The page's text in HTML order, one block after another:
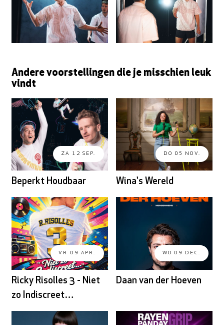
Andere voorstellingen die je misschien leuk
vindt
ZA 12 SEP.
Beperkt Houdbaar
DO 05 NOV.
Wina's Wereld
VR 09 APR.
Ricky Risolles 3 - Niet
zo Indiscreet…
WO 09 DEC.
Daan van der Hoeven